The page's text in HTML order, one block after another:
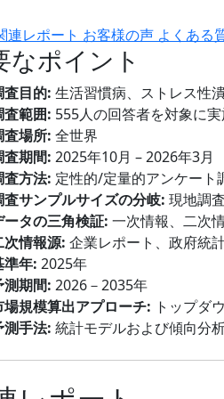
連レポート お客様の声 よくある
なポイント
査目的: 生活習慣病、ストレス性
査範囲: 555人の回答者を対象に
査場所: 全世界
査期間: 2025年10月 – 2026年3月
査方法: 定性的/定量的アンケート
査サンプルサイズの分岐: 現地調
ータの三角検証: 一次情報、二次
次情報源: 企業レポート、政府統
準年: 2025年
測期間: 2026－2035年
場規模算出アプローチ: トップダ
測手法: 統計モデルおよび傾向分